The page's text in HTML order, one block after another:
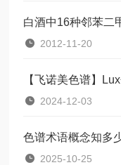
2012-11-20
【飞诺美色谱】
2024-12-03
色谱术语概念知多
2025-10-25